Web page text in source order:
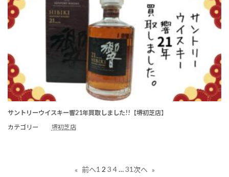
サントリーウイスキー響21年買取しました!!【堺初芝店】
カテゴリー
堺初芝店
« 前へ1 2 3 4 … 31次へ »